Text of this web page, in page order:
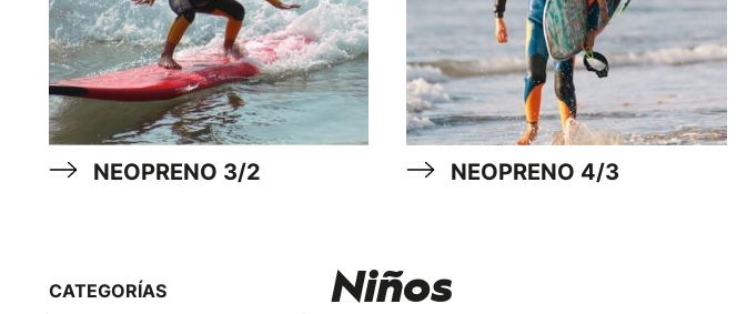
NEOPRENO 3/2 NEOPRENO 4/3
CATEGORÍAS Niños